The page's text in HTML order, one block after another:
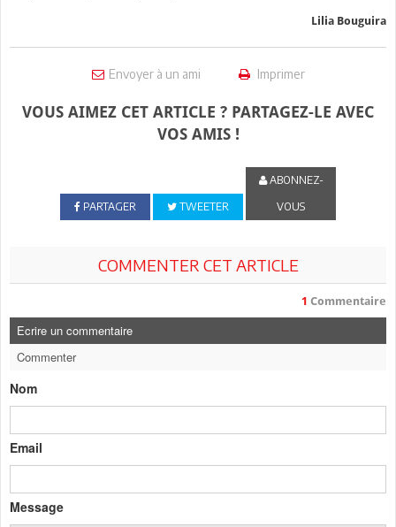
Lilia Bouguira
Envoyer à un ami Imprimer
VOUS AIMEZ CET ARTICLE ? PARTAGEZ-LE AVEC
VOS AMIS !
PARTAGER TWEETER
ABONNEZ-
VOUS
COMMENTER CET ARTICLE
1 Commentaire
Ecrire un commentaire
Commenter
Nom
Email
Message